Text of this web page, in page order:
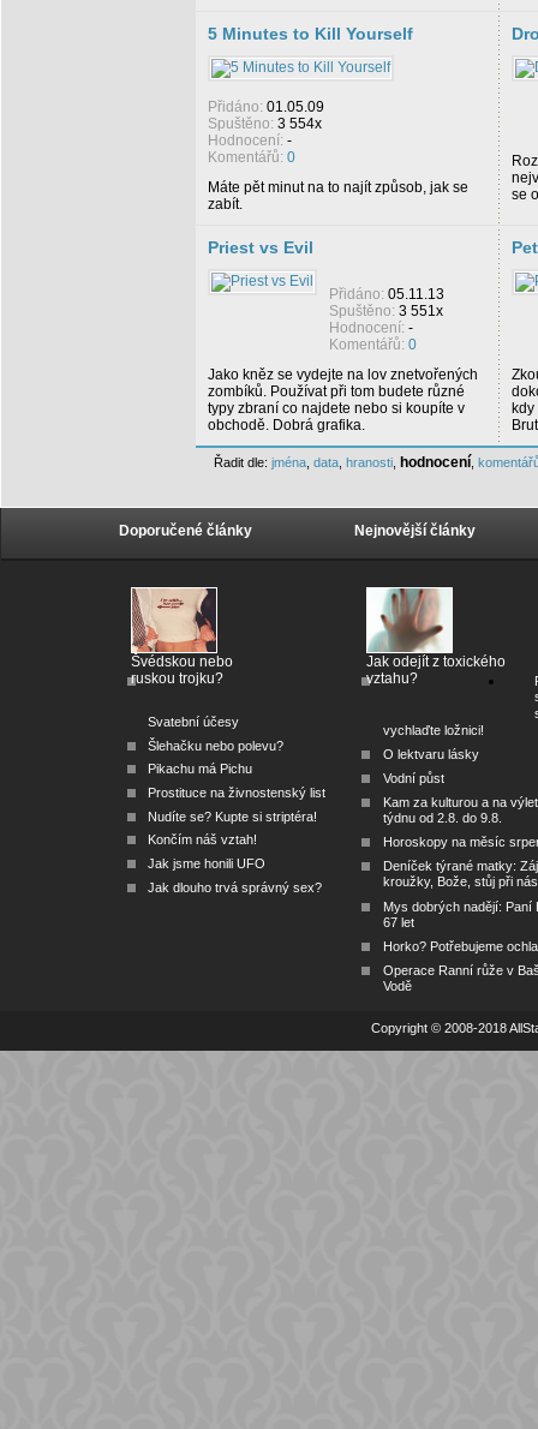
5 Minutes to Kill Yourself
Přidáno: 01.05.09
Spuštěno: 3 554x
Hodnocení: -
Komentářů: 0
Máte pět minut na to najít způsob, jak se
zabít.
se
Priest vs Evil
Přidáno: 05.11.13
Spuštěno: 3 551x
Hodnocení: -
Komentářů: 0
Jako kněz se vydejte na lov znetvořených
zombíků. Používat při tom budete různé
typy zbraní co najdete nebo si koupíte v
obchodě. Dobrá grafika.
Řadit dle: jména data hranosti hodnocení
Doporučené články
Švédskou nebo
ruskou trojku?
Svatební účesy
Šlehačku nebo polevu?
Pikachu má Pichu
Prostituce na živnostenský list
Nudíte se? Kupte si striptéra!
Končím náš vztah!
Jak jsme honili UFO
Jak dlouho trvá správný sex?
Nejnovější články
Jak odejít z toxického
vztahu?
vychlaďte ložnici!
O lektvaru lásky
Vodní půst
Kam za kulturou a na
týdnu od 2.8. do 9.8.
Horoskopy na měsíc
Deníček týrané matky:
kroužky, Bože, stůj při nás
Mys dobrých nadějí: Paní
67 let
Horko? Potřebujeme
Operace Ranní růže v
Vodě
Copyright © 2008-2018